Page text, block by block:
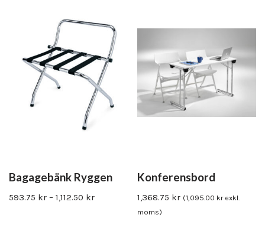
Bagagebänk Ryggen
593.75 kr – 1,112.50 kr
Konferensbord
1,368.75 kr (1,095.00 krexkl.
moms)